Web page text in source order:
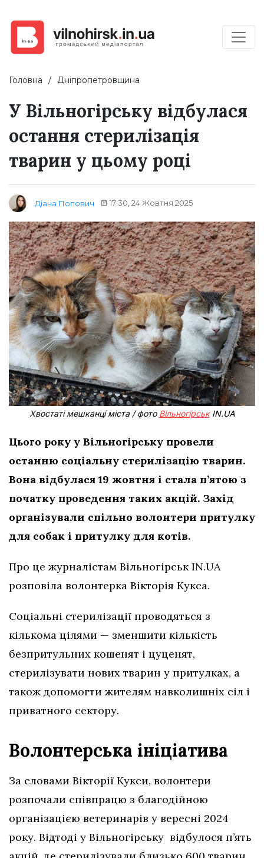
Головна Дніпропетровщина
У Вільногірську відбулася
остання стерилізація
тварин у цьому році
Діана Попович 17:30, 24 Жовтня 2025
Хвостаті мешканці міста / фото ВільногірськIN.UA
Цього року у Вільногірську провели
останню соціальну стерилізацію тварин.
Вона відбулася 19 жовтня і стала п’ятою з
початку проведення таких акцій. Захід
організували спільно волонтери притулку
для собак і притулку для котів.
Про це журналістам Вільногірськ IN.UA
розповіла волонтерка Вікторія Кукса.
Соціальні стерилізації проводяться з
кількома цілями — зменшити кількість
безпритульних кошенят і цуценят,
стерилізувати нових тварин у притулках, а
також допомогти жителям навколишніх сіл і
приватного сектору.
Волонтерська ініціатива
За словами Вікторії Кукси, волонтери
розпочали співпрацю з благодійною
організацією ветеринарів у вересні 2024
року. Відтоді у Вільногірську відбулося п’ять